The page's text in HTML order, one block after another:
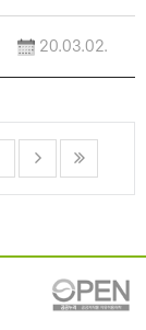
20.03.02.